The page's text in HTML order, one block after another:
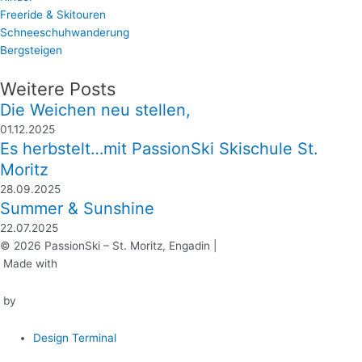
Freeride & Skitouren
Schneeschuhwanderung
Bergsteigen
Weitere Posts
Die Weichen neu stellen,
01.12.2025
Es herbstelt…mit PassionSki Skischule St.
Moritz
28.09.2025
Summer & Sunshine
22.07.2025
© 2026 PassionSki – St. Moritz, Engadin |
Made with
by
Design Terminal